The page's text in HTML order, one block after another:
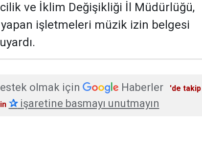
ve İklim Değişikliği İl Müdürlüğü,
işletmeleri müzik izin belgesi
olmak için Haberler
'de takip
✰işaretine basmayı unutmayın